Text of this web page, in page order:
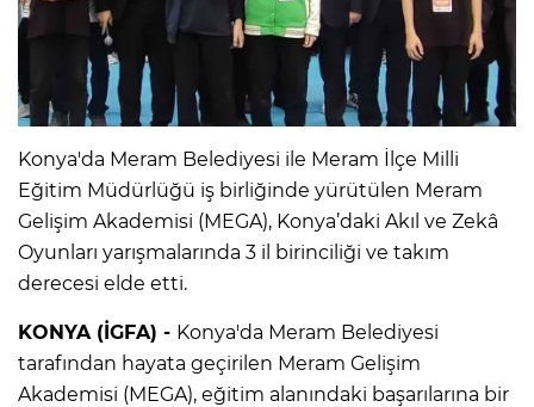
Konya'da Meram Belediyesi ile Meram İlçe Milli
Eğitim Müdürlüğü iş birliğinde yürütülen Meram
Gelişim Akademisi (MEGA), Konya’daki Akıl ve Zekâ
Oyunları yarışmalarında 3 il birinciliği ve takım
derecesi elde etti.
KONYA (İGFA) - Konya'da Meram Belediyesi
tarafından hayata geçirilen Meram Gelişim
Akademisi (MEGA), eğitim alanındaki başarılarına bir